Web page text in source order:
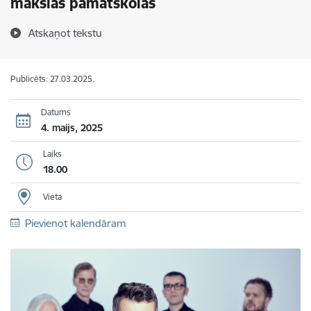
Atskaņot tekstu
Publicēts: 27.03.2025.
Datums
4. maijs, 2025
Laiks
18.00
Vieta
Pievienot kalendāram